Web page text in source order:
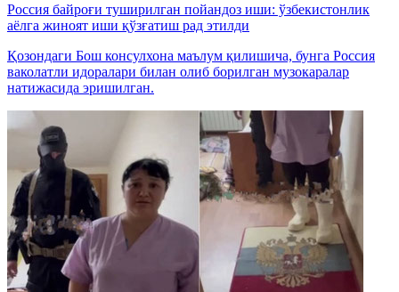
Россия байроғи туширилган пойандоз иши: ўзбекистонлик
аёлга жиноят иши қўзғатиш рад этилди
Қозондаги Бош консулхона маълум қилишича, бунга Россия
ваколатли идоралари билан олиб борилган музокаралар
натижасида эришилган.